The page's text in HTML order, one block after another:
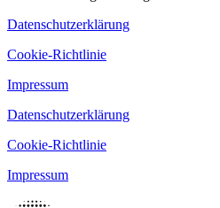
Datenschutzerklärung
Cookie-Richtlinie
Impressum
Datenschutzerklärung
Cookie-Richtlinie
Impressum